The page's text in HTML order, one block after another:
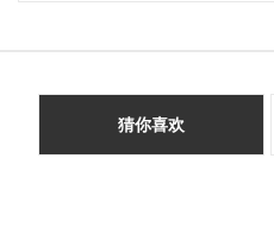
猜你喜欢